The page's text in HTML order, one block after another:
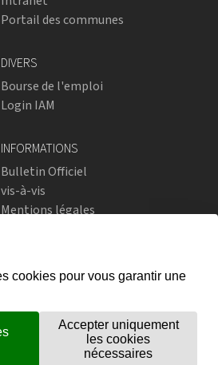
Portail des communes
DIVERS
Bourse de l'emploi
Login IAM
INFORMATIONS
Bulletin Officiel
vis-à-vis
Mentions légales
Instagram
flickr